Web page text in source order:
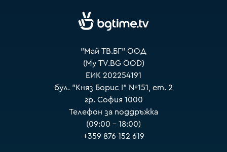
"Май ТВ.БГ" ООД
(My TV.BG OOD)
ЕИК 202254191
бул. "Княз Борис I" №151, ет. 2
гр. София 1000
Телефон за поддръжка
(09:00 – 18:00)
+359 876 152 619